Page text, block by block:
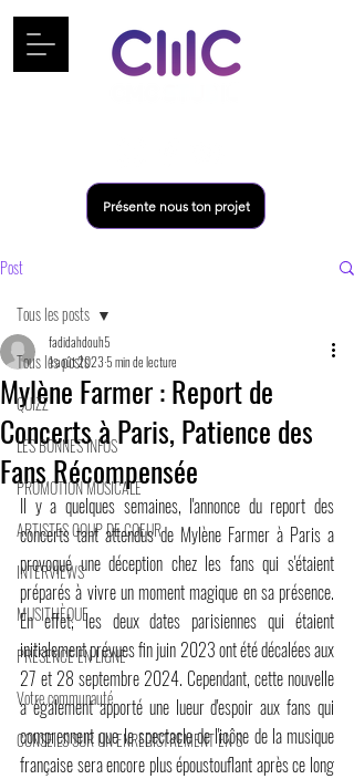
Présente nous ton projet
Post
Tous les posts
QUIZZ
LES BONNES INFOS
PROMOTION MUSICALE
ARTISTES COUP DE COEUR
INTERVIEWS
MUSITHÈQUE
PRÉSENCE EN LIGNE
Votre communauté
CONSEILS SUR UN ENREGISTREMENT EN S
Tous les posts
Mylène Farmer : Report de
Concerts à Paris, Patience des
Fans Récompensée
fadidahdouh5
1 août 2023 5 min de lecture
Il y a quelques semaines, l'annonce du report des
concerts tant attendus de Mylène Farmer à Paris a
provoqué une déception chez les fans qui s'étaient
préparés à vivre un moment magique en sa présence.
En effet, les deux dates parisiennes qui étaient
initialement prévues fin juin 2023 ont été décalées aux
27 et 28 septembre 2024. Cependant, cette nouvelle
a également apporté une lueur d'espoir aux fans qui
comprennent que le spectacle de l'icône de la musique
française sera encore plus époustouflant après ce long